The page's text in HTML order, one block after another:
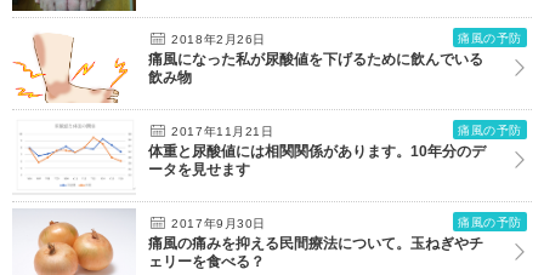
2018年2月26日 痛風の予防
痛風になった私が尿酸値を下げるために飲んでいる
飲み物
2017年11月21日 痛風の予防
体重と尿酸値には相関関係があります。10年分のデ
ータを見せます
2017年9月30日 痛風の予防
痛風の痛みを抑える民間療法について。玉ねぎやチ
ェリーを食べる？